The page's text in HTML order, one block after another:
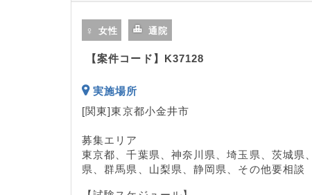
女性 通院
【案件コード】K37128
実施場所
[関東]東京都小金井市
募集エリア
東京都、千葉県、神奈川県、埼玉県、茨城県
県、群馬県、山梨県、静岡県、その他要相談